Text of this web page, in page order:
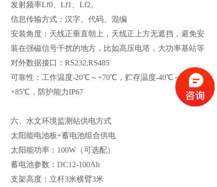
发射频率Lf0、Lf1、Lf2。
信息传输方式：汉字、代码、混编
安装角度：天线正垂直朝上，天线正上方无遮挡，避免安
装在强磁信号干扰的地方，比如高压电塔，大功率基站等
对外数据接口：RS232,RS485
可靠性：工作温度-20℃～+70℃，贮存温度-40℃～
+85℃，防护能力IP67
六、水文环境监测站供电方式
太阳能电池板+蓄电池组合供电
太阳能功率：100W（可选配）
蓄电池参数：DC12-100Ah
支架高度：立杆3米横臂3米